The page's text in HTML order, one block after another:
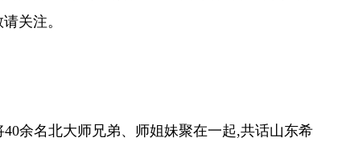
关注。
余名北大师兄弟、师姐妹聚在一起,共话山东希